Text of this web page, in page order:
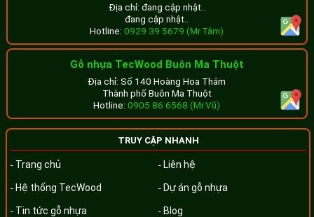
Địa chỉ: đang cập nhật..
đang cập nhật..
Hotline:0929 39 5679 (Mr.Tâm)
Gỗ nhựa TecWood Buôn Ma Thuột
Địa chỉ: Số 140 Hoàng Hoa Thám
Thành phố Buôn Ma Thuột
Hotline:0905 86 6568 (Mr.Vũ)
TRUY CẬP NHANH
- Trang chủ - Liên hệ
- Hệ thống TecWood - Dự án gỗ nhựa
- Tin tức gỗ nhựa - Blog